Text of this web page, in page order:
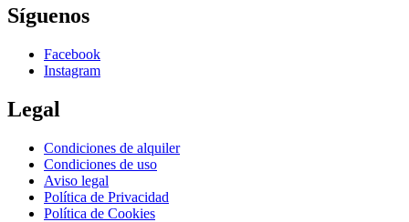
Síguenos
Facebook
Instagram
Legal
Condiciones de alquiler
Condiciones de uso
Aviso legal
Política de Privacidad
Política de Cookies